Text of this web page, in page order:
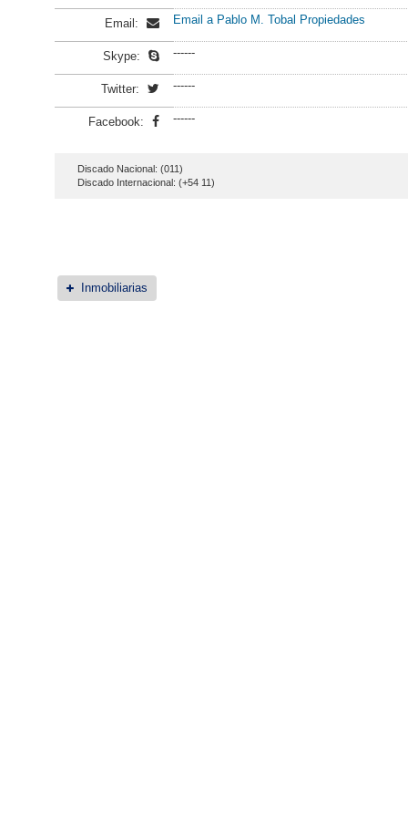
Email: Email a Pablo M. Tobal Propiedades
Skype: ------
Twitter: ------
Facebook: ------
Discado Nacional: (011)
Discado Internacional: (+54 11)
Inmobiliarias